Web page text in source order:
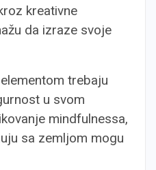
kreativne
da izraze svoje
trebaju
u svom
mindfulnessa,
sa zemljom mogu